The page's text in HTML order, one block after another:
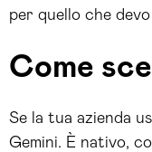
per quello che
Come
Se la tua azienda
Gemini. È nativo,